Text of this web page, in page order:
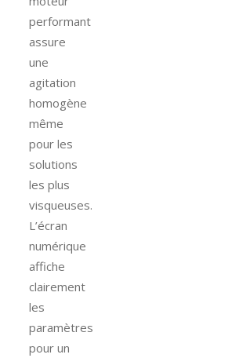
performant
assure
une
agitation
homogène
même
pour les
solutions
les plus
visqueuses.
L’écran
numérique
affiche
clairement
les
paramètres
pour un